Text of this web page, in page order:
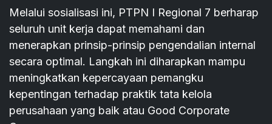
Melalui sosialisasi ini, PTPN I Regional 7 berharap
seluruh unit kerja dapat memahami dan
menerapkan prinsip-prinsip pengendalian internal
secara optimal. Langkah ini diharapkan mampu
meningkatkan kepercayaan pemangku
kepentingan terhadap praktik tata kelola
perusahaan yang baik atau Good Corporate